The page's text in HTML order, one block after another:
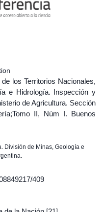
los Territorios Nacionales,
e Hidrología. Inspección y
de Agricultura. Sección
II, Núm I. Buenos
División de Minas, Geología e
409